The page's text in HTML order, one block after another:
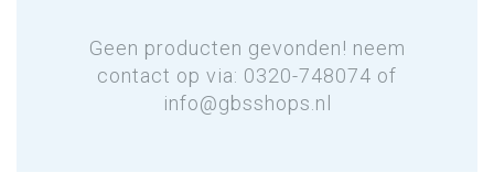
Geen producten gevonden! neem
contact op via: 0320-748074 of
info@gbsshops.nl